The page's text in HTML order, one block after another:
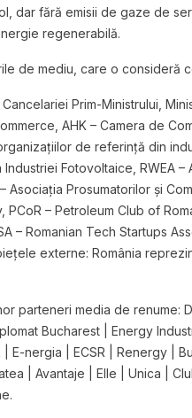
dar fără emisii de gaze de
regenerabilă.
de mediu, care o consideră
Prim-Ministrului,
AHK – Camera de
de referință din
Fotovoltaice, RWEA –
Prosumatorilor și
– Petroleum Club of
– Romanian Tech Startups
externe: România
parteneri media de renume:
Bucharest | Energy
E-nergia | ECSR | Renergy |
| Avantaje | Elle | Unica |